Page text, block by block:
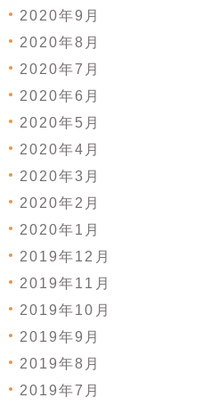
2020年9月
2020年8月
2020年7月
2020年6月
2020年5月
2020年4月
2020年3月
2020年2月
2020年1月
2019年12月
2019年11月
2019年10月
2019年9月
2019年8月
2019年7月